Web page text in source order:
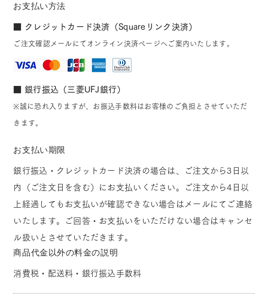
お支払い方法
■ クレジットカード決済（Squareリンク決済）
ご注文確認メールにてオンライン決済ページへご案内いたします。
■ 銀行振込（三菱UFJ銀行）
※誠に恐れ入りますが、お振込手数料はお客様のご負担とさせていただ
きます。
お支払い期限
銀行振込・クレジットカード決済の場合は、ご注文から3日以
内（ご注文日を含む）にお支払いください。ご注文から4日以
上経過してもお支払いが確認できない場合はメールにてご連絡
いたします。ご回答・お支払いをいただけない場合はキャンセ
ル扱いとさせていただきます。
商品代金以外の料金の説明
消費税・配送料・銀行振込手数料